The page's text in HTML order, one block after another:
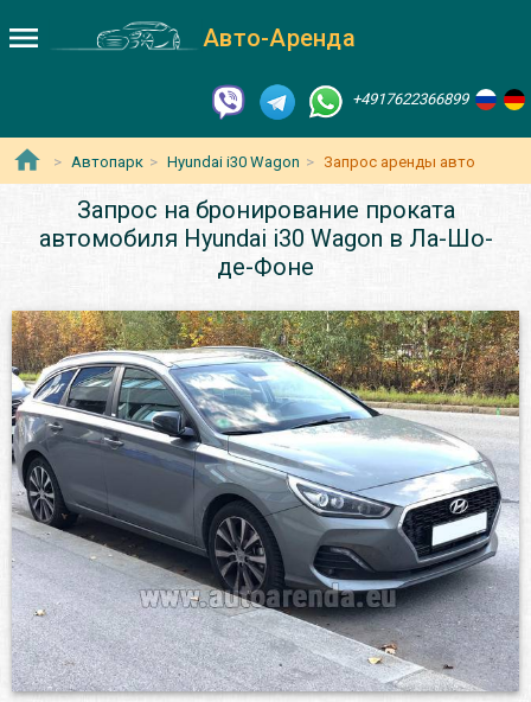
Авто-Аренда
+4917622366899
Автопарк Hyundai i30 Wagon Запрос аренды авто
Запрос на бронирование проката
автомобиля Hyundai i30 Wagon в Ла-Шо-
де-Фоне